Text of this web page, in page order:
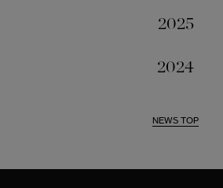
2025
2024
NEWS TOP